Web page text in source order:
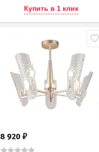
Купить в 1 клик
8 920₽